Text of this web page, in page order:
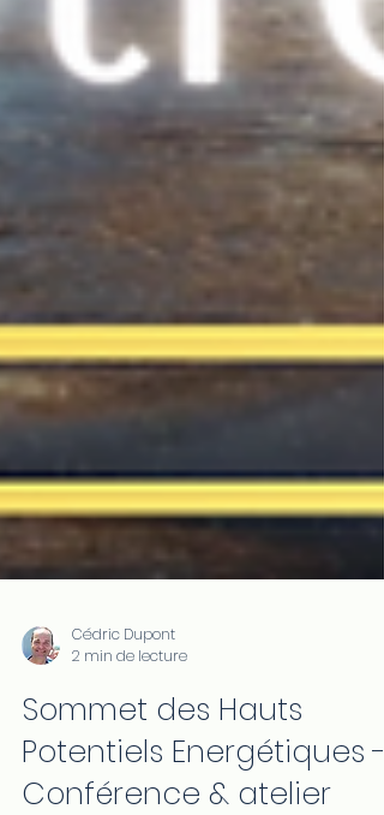
Cédric Dupont
2 min de lecture
Sommet des Hauts